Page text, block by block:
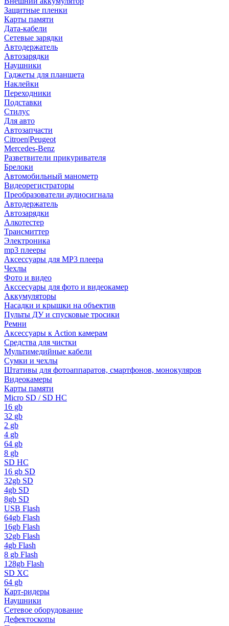
Защитные пленки
Карты памяти
Дата-кабели
Сетевые зарядки
Автодержатель
Автозарядки
Наушники
Гаджеты для планшета
Наклейки
Переходники
Подставки
Стилус
Для авто
Автозапчасти
Citroen|Peugeot
Mercedes-Benz
Разветвители прикуривателя
Брелоки
Автомобильный манометр
Видеорегистраторы
Преобразователи аудиосигнала
Автодержатель
Автозарядки
Алкотестер
Трансмиттер
Электроника
mp3 плееры
Аксессуары для MP3 плеера
Чехлы
Фото и видео
Акссесуары для фото и видеокамер
Аккумуляторы
Насадки и крышки на объектив
Пульты ДУ и спусковые тросики
Ремни
Аксессуары к Action камерам
Средства для чистки
Мультимедийные кабели
Сумки и чехлы
Штативы для фотоаппаратов, смартфонов, монокуляров
Видеокамеры
Карты памяти
Micro SD / SD HC
16 gb
32 gb
2 gb
4 gb
64 gb
8 gb
SD HC
16 gb SD
32gb SD
4gb SD
8gb SD
USB Flash
64gb Flash
16gb Flash
32gb Flash
4gb Flash
8 gb Flash
128gb Flash
SD XC
64 gb
Карт-ридеры
Наушники
Сетевое оборудование
Дефектоскопы